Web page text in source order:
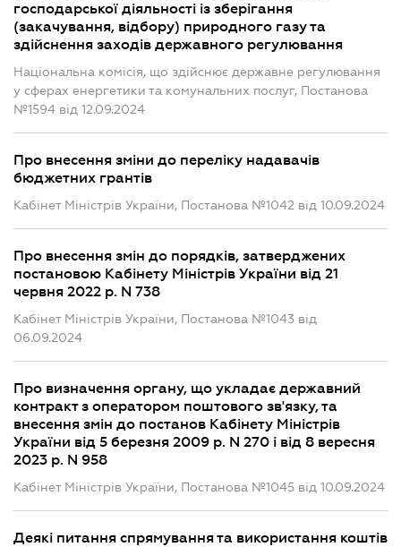
господарської діяльності із зберігання
(закачування, відбору) природного газу та
здійснення заходів державного регулювання
Національна комісія, що здійснює державне регулювання
у сферах енергетики та комунальних послуг, Постанова
№1594 від 12.09.2024
Про внесення зміни до переліку надавачів
бюджетних грантів
Кабінет Міністрів України, Постанова №1042 від 10.09.2024
Про внесення змін до порядків, затверджених
постановою Кабінету Міністрів України від 21
червня 2022 р. N 738
Кабінет Міністрів України, Постанова №1043 від
06.09.2024
Про визначення органу, що укладає державний
контракт з оператором поштового зв'язку, та
внесення змін до постанов Кабінету Міністрів
України від 5 березня 2009 р. N 270 і від 8 вересня
2023 р. N 958
Кабінет Міністрів України, Постанова №1045 від 10.09.2024
Деякі питання спрямування та використання коштів